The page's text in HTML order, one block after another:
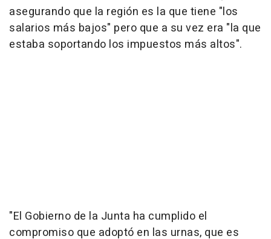
asegurando que la región es la que tiene "los
salarios más bajos" pero que a su vez era "la que
estaba soportando los impuestos más altos".
"El Gobierno de la Junta ha cumplido el
compromiso que adoptó en las urnas, que es